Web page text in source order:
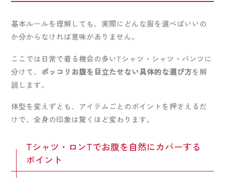
基本ルールを理解しても、実際にどんな服を選べばいいの
か分からなければ意味がありません。
ここでは日常で着る機会の多いTシャツ・シャツ・パンツに
分けて、 ポッコリお腹を目立たせない具体的な選び方を解
説します。
体型を変えずとも、アイテムごとのポイントを押さえるだ
けで、全身の印象は驚くほど変わります。
Tシャツ・ロンTでお腹を自然にカバーする
ポイント